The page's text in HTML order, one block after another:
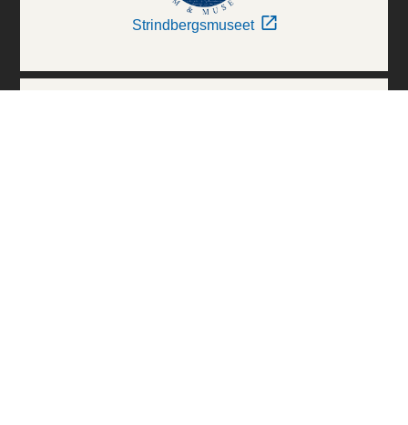
Strindbergsmuseet